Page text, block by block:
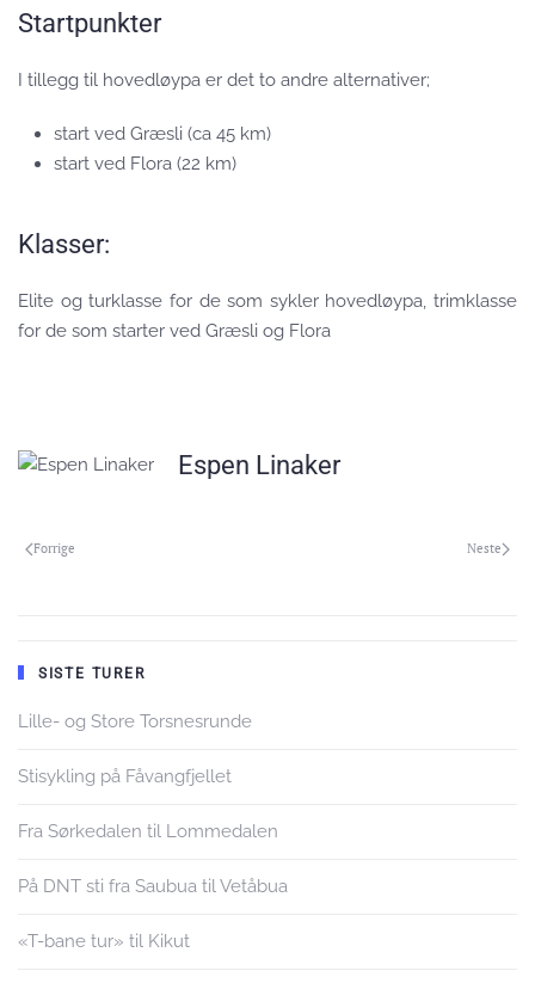
Startpunkter
I tillegg til hovedløypa er det to andre alternativer;
start ved Græsli (ca 45 km)
start ved Flora (22 km)
Klasser:
Elite og turklasse for de som sykler hovedløypa, trimklasse
for de som starter ved Græsli og Flora
Espen Linaker
Forrige Neste
SISTE TURER
Lille- og Store Torsnesrunde
Stisykling på Fåvangfjellet
Fra Sørkedalen til Lommedalen
På DNT sti fra Saubua til Vetåbua
«T-bane tur» til Kikut